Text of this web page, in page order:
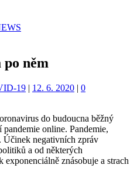
něm
19 | 12. 6. 2020 | 0
do budoucna běžný
online. Pandemie,
Účinek negativních zpráv
a od některých
znásobuje a strach